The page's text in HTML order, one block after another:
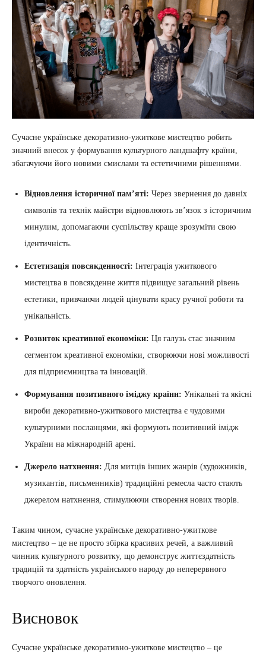
Сучасне українське декоративно-ужиткове мистецтво робить
значний внесок у формування культурного ландшафту країни,
збагачуючи його новими смислами та естетичними рішеннями.
Відновлення історичної пам’яті: Через звернення до давніх
символів та технік майстри відновлюють зв’язок з історичним
минулим, допомагаючи суспільству краще зрозуміти свою
ідентичність.
Естетизація повсякденності: Інтеграція ужиткового
мистецтва в повсякденне життя підвищує загальний рівень
естетики, привчаючи людей цінувати красу ручної роботи та
унікальність.
Розвиток креативної економіки: Ця галузь стає значним
сегментом креативної економіки, створюючи нові можливості
для підприємництва та інновацій.
Формування позитивного іміджу країни: Унікальні та якісні
вироби декоративно-ужиткового мистецтва є чудовими
культурними посланцями, які формують позитивний імідж
України на міжнародній арені.
Джерело натхнення: Для митців інших жанрів (художників,
музикантів, письменників) традиційні ремесла часто стають
джерелом натхнення, стимулюючи створення нових творів.
Таким чином, сучасне українське декоративно-ужиткове
мистецтво – це не просто збірка красивих речей, а важливий
чинник культурного розвитку, що демонструє життєздатність
традицій та здатність українського народу до неперервного
творчого оновлення.
Висновок
Сучасне українське декоративно-ужиткове мистецтво – це